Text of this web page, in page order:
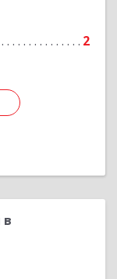
2
Подробнее